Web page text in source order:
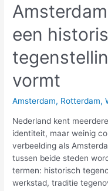
een
vormt
Amsterdam, Rotterdam,
Nederland kent
identiteit, maar weinig
verbeelding als
tussen beide steden
termen: historisch
werkstad, traditie